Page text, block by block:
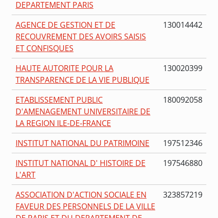
DEPARTEMENT PARIS
AGENCE DE GESTION ET DE
RECOUVREMENT DES AVOIRS SAISIS
ET CONFISQUES
130014442
HAUTE AUTORITE POUR LA
TRANSPARENCE DE LA VIE PUBLIQUE
130020399
ETABLISSEMENT PUBLIC
D'AMENAGEMENT UNIVERSITAIRE DE
LA REGION ILE-DE-FRANCE
180092058
INSTITUT NATIONAL DU PATRIMOINE
197512346
INSTITUT NATIONAL D' HISTOIRE DE
L'ART
197546880
ASSOCIATION D'ACTION SOCIALE EN
FAVEUR DES PERSONNELS DE LA VILLE
323857219